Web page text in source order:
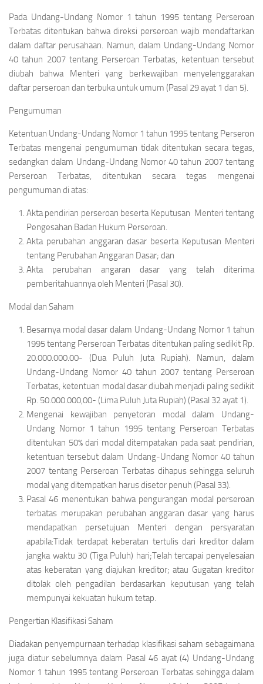
Pada Undang-Undang Nomor 1 tahun 1995 tentang Perseroan
Terbatas ditentukan bahwa direksi perseroan wajib mendaftarkan
dalam daftar perusahaan. Namun, dalam Undang-Undang Nomor
40 tahun 2007 tentang Perseroan Terbatas, ketentuan tersebut
diubah bahwa Menteri yang berkewajiban menyelenggarakan
daftar perseroan dan terbuka untuk umum (Pasal 29 ayat 1 dan 5).
Pengumuman
Ketentuan Undang-Undang Nomor 1 tahun 1995 tentang Perseron
Terbatas mengenai pengumuman tidak ditentukan secara tegas,
sedangkan dalam Undang-Undang Nomor 40 tahun 2007 tentang
Perseroan Terbatas, ditentukan secara tegas mengenai
pengumuman di atas:
Akta pendirian perseroan beserta Keputusan Menteri tentang
Pengesahan Badan Hukum Perseroan.
Akta perubahan anggaran dasar beserta Keputusan Menteri
tentang Perubahan Anggaran Dasar; dan
Akta perubahan angaran dasar yang telah diterima
pemberitahuannya oleh Menteri (Pasal 30).
Modal dan Saham
Besarnya modal dasar dalam Undang-Undang Nomor 1 tahun
1995 tentang Perseroan Terbatas ditentukan paling sedikit Rp.
20.000.000.00- (Dua Puluh Juta Rupiah). Namun, dalam
Undang-Undang Nomor 40 tahun 2007 tentang Perseroan
Terbatas, ketentuan modal dasar diubah menjadi paling sedikit
Rp. 50.000.000,00- (Lima Puluh Juta Rupiah) (Pasal 32 ayat 1).
Mengenai kewajiban penyetoran modal dalam Undang-
Undang Nomor 1 tahun 1995 tentang Perseroan Terbatas
ditentukan 50% dari modal ditempatakan pada saat pendirian,
ketentuan tersebut dalam Undang-Undang Nomor 40 tahun
2007 tentang Perseroan Terbatas dihapus sehingga seluruh
modal yang ditempatkan harus disetor penuh (Pasal 33).
Pasal 46 menentukan bahwa pengurangan modal perseroan
terbatas merupakan perubahan anggaran dasar yang harus
mendapatkan persetujuan Menteri dengan persyaratan
apabila:Tidak terdapat keberatan tertulis dari kreditor dalam
jangka waktu 30 (Tiga Puluh) hari;Telah tercapai penyelesaian
atas keberatan yang diajukan kreditor; atau Gugatan kreditor
ditolak oleh pengadilan berdasarkan keputusan yang telah
mempunyai kekuatan hukum tetap.
Pengertian Klasifikasi Saham
Diadakan penyempurnaan terhadap klasifikasi saham sebagaimana
juga diatur sebelumnya dalam Pasal 46 ayat (4) Undang-Undang
Nomor 1 tahun 1995 tentang Perseroan Terbatas sehingga dalam